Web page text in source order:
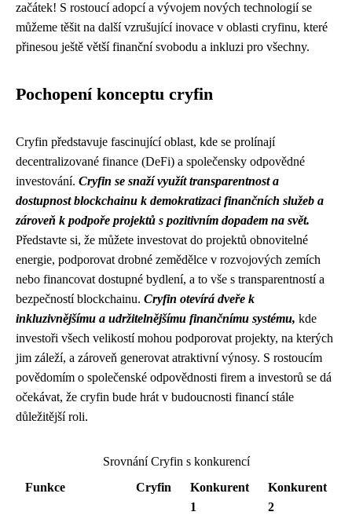
začátek! S rostoucí adopcí a vývojem nových technologií se
můžeme těšit na další vzrušující inovace v oblasti cryfinu, které
přinesou ještě větší finanční svobodu a inkluzi pro všechny.
Pochopení konceptu cryfin
Cryfin představuje fascinující oblast, kde se prolínají
decentralizované finance (DeFi) a společensky odpovědné
investování. Cryfin se snaží využít transparentnost a
dostupnost blockchainu k demokratizaci finančních služeb a
zároveň k podpoře projektů s pozitivním dopadem na svět.
Představte si, že můžete investovat do projektů obnovitelné
energie, podporovat drobné zemědělce v rozvojových zemích
nebo financovat dostupné bydlení, a to vše s transparentností a
bezpečností blockchainu. Cryfin otevírá dveře k
inkluzivnějšímu a udržitelnějšímu finančnímu systému, kde
investoři všech velikostí mohou podporovat projekty, na kterých
jim záleží, a zároveň generovat atraktivní výnosy. S rostoucím
povědomím o společenské odpovědnosti firem a investorů se dá
očekávat, že cryfin bude hrát v budoucnosti financí stále
důležitější roli.
Srovnání Cryfin s konkurencí
Funkce
Cryfin
Konkurent
1
Konkurent
2